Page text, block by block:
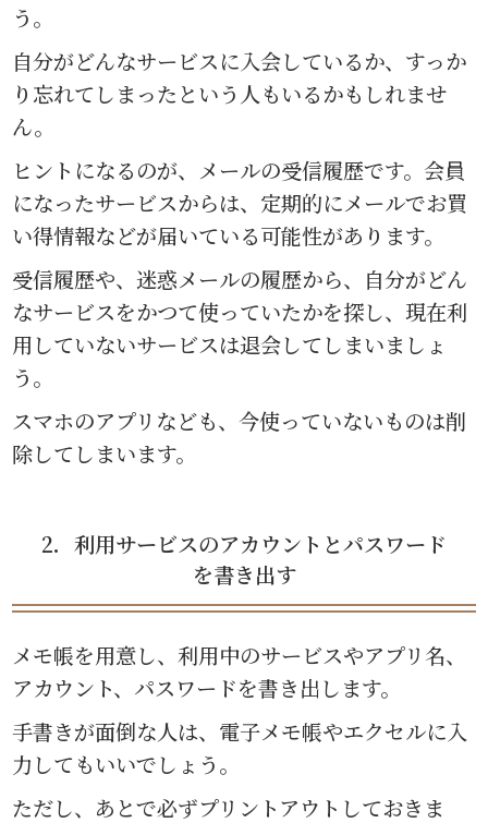
う。
自分がどんなサービスに入会しているか、すっか
り忘れてしまったという人もいるかもしれませ
ん。
ヒントになるのが、メールの受信履歴です。会員
になったサービスからは、定期的にメールでお買
い得情報などが届いている可能性があります。
受信履歴や、迷惑メールの履歴から、自分がどん
なサービスをかつて使っていたかを探し、現在利
用していないサービスは退会してしまいましょ
う。
スマホのアプリなども、今使っていないものは削
除してしまいます。
2．利用サービスのアカウントとパスワード
を書き出す
メモ帳を用意し、利用中のサービスやアプリ名、
アカウント、パスワードを書き出します。
手書きが面倒な人は、電子メモ帳やエクセルに入
力してもいいでしょう。
ただし、あとで必ずプリントアウトしておきま